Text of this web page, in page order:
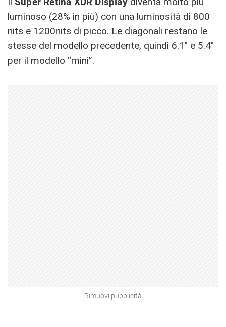
luminoso (28% in più) con una luminosità di 800
nits e 1200nits di picco. Le diagonali restano le
stesse del modello precedente, quindi 6.1″ e 5.4″
per il modello “mini”.
Rimuovi pubblicità